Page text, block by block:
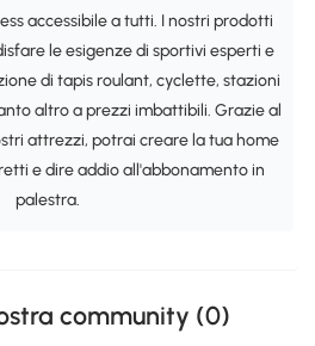
accessibile a tutti. I nostri prodotti
le esigenze di sportivi esperti e
di tapis roulant, cyclette, stazioni
altro a prezzi imbattibili. Grazie al
attrezzi, potrai creare la tua home
e dire addio all'abbonamento in
palestra.
community (0)